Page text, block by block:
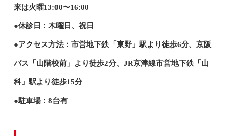
来は火曜13:00〜16:00
●休診日：木曜日、祝日
●アクセス方法：市営地下鉄「東野」駅より徒歩6分、京阪
バス「山階校前」より徒歩2分、JR京津線市営地下鉄「山
科」駅より徒歩15分
●駐車場：8台有